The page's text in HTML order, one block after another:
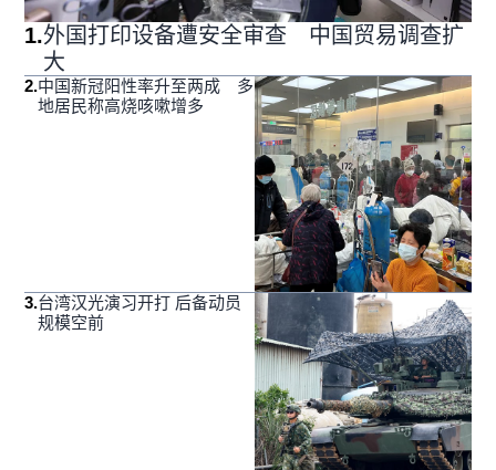
1.外国打印设备遭安全审查 中国贸易调查扩
大
2.中国新冠阳性率升至两成 多
地居民称高烧咳嗽增多
3.台湾汉光演习开打 后备动员
规模空前